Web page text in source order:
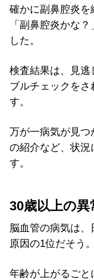
確かに副鼻腔炎を
「副鼻腔炎かな
した。
検査結果は、見
ブルチェックをさ
す。
万が一病気が見
の紹介など、状
す。
30歳以上の異
脳血管の病気は
原因の1位だそう。
年齢が上がるごと